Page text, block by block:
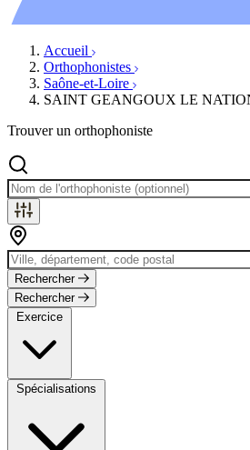
Accueil
Orthophonistes
Saône-et-Loire
SAINT GEANGOUX LE
Trouver un orthophoniste
Rechercher
Rechercher
Exercice
Spécialisations